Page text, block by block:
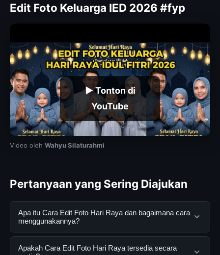
Edit Foto Keluarga IED 2026 #fyp
▶ Tonton di
YouTube
Video oleh Wahyu Silaturahmi
Pertanyaan yang Sering Diajukan
Apa itu Cara Edit Foto Hari Raya dan bagaimana cara
menggunakannya?
Cara Edit Foto Hari Raya adalah layanan digital yang
Apakah Cara Edit Foto Hari Raya tersedia secara